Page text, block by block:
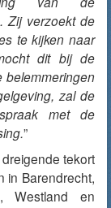
Zij verzoekt de
te kijken naar
dit bij de
belemmeringen
zal de
met de
”
tekort
in Barendrecht,
Westland en